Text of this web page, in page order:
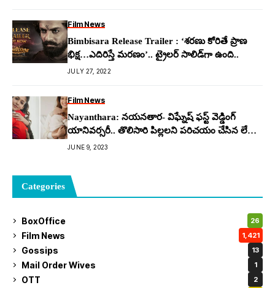
Film News
Bimbisara Release Trailer : ‘శరణు కోరితే ప్రాణ
భిక్ష…ఎదిరిస్తే మరణం’.. ట్రైలర్ సాలిడ్‌గా ఉంది..
JULY 27, 2022
Film News
Nayanthara: న‌య‌న‌తార‌- విఘ్నేష్ ఫ‌స్ట్ వెడ్డింగ్
యానివ‌ర్స‌రీ.. తొలిసారి పిల్ల‌ల‌ని ప‌రిచ‌యం చేసిన లేడి
సూప‌ర్ స్టార్
JUNE 9, 2023
Categories
BoxOffice 26
Film News 1,421
Gossips 13
Mail Order Wives 1
OTT 2